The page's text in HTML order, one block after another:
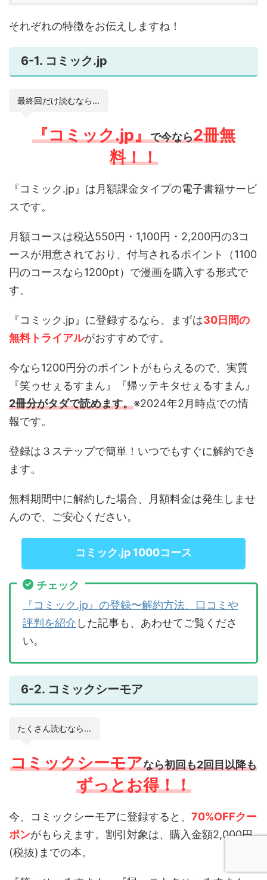
それぞれの特徴をお伝えしますね！
6-1. コミック.jp
最終回だけ読むなら…
『コミック.jp』で今なら2冊無
料！！
『コミック.jp』は月額課金タイプの電子書籍サービ
スです。
月額コースは税込550円・1,100円・2,200円の3コ
ースが用意されており、付与されるポイント（1100
円のコースなら1200pt）で漫画を購入する形式で
す。
『コミック.jp』に登録するなら、まずは30日間の
無料トライアルがおすすめです。
今なら1200円分のポイントがもらえるので、実質
『笑ゥせぇるすまん』『帰ッテキタせぇるすまん』
2冊分がタダで読めます。※2024年2月時点での情
報です。
登録は３ステップで簡単！いつでもすぐに解約でき
ます。
無料期間中に解約した場合、月額料金は発生しませ
んので、ご安心ください。
コミック.jp 1000コース
チェック
『コミック.jp』の登録〜解約方法、口コミや
評判を紹介 した記事も、あわせてご覧くださ
い。
6-2. コミックシーモア
たくさん読むなら…
コミックシーモアなら初回も2回目以降も
ずっとお得！！
今、コミックシーモアに登録すると、 70%OFFクー
ポンがもらえます。割引対象は、購入金額2,000円
(税抜)までの本。